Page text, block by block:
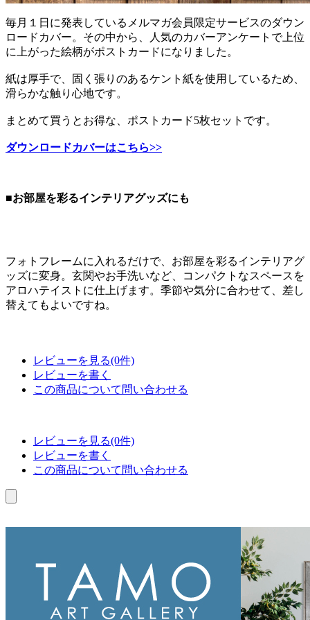
毎月１日に発表しているメルマガ会員限定サービスのダウン
ロードカバー。その中から、人気のカバーアンケートで上位
に上がった絵柄がポストカードになりました。
紙は厚手で、固く張りのあるケント紙を使用しているため、
滑らかな触り心地です。
まとめて買うとお得な、ポストカード5枚セットです。
ダウンロードカバーはこちら>>
■お部屋を彩るインテリアグッズにも
フォトフレームに入れるだけで、お部屋を彩るインテリアグ
ッズに変身。玄関やお手洗いなど、コンパクトなスペースを
アロハテイストに仕上げます。季節や気分に合わせて、差し
替えてもよいですね。
レビューを見る(0件)
レビューを書く
この商品について問い合わせる
レビューを見る(0件)
レビューを書く
この商品について問い合わせる